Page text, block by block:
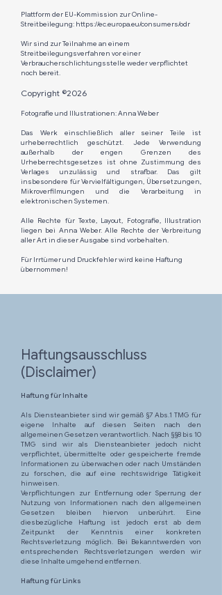
Plattform der EU-Kommission zur Online-
Streitbeilegung: https://ec.europa.eu/consumers/odr
Wir sind zur Teilnahme an einem
Streitbeilegungsverfahren vor einer
Verbraucherschlichtungsstelle weder verpflichtet
noch bereit.
Copyright ©2026
Fotografie und Illustrationen: Anna Weber
Das Werk einschließlich aller seiner Teile ist
urheberrechtlich geschützt. Jede Verwendung
außerhalb der engen Grenzen des
Urheberrechtsgesetzes ist ohne Zustimmung des
Verlages unzulässig und strafbar. Das gilt
insbesondere für Vervielfältigungen, Übersetzungen,
Mikroverfilmungen und die Verarbeitung in
elektronischen Systemen.
Alle Rechte für Texte, Layout, Fotografie, Illustration
liegen bei Anna Weber. Alle Rechte der Verbreitung
aller Art in dieser Ausgabe sind vorbehalten.
Für Irrtümer und Druckfehler wird keine Haftung
übernommen!
Haftungsausschluss
(Disclaimer)
Haftung für Inhalte
Als Diensteanbieter sind wir gemäß §7 Abs.1 TMG für
eigene Inhalte auf diesen Seiten nach den
allgemeinen Gesetzen verantwortlich. Nach §§8 bis 10
TMG sind wir als Diensteanbieter jedoch nicht
verpflichtet, übermittelte oder gespeicherte fremde
Informationen zu überwachen oder nach Umständen
zu forschen, die auf eine rechtswidrige Tätigkeit
hinweisen.
Verpflichtungen zur Entfernung oder Sperrung der
Nutzung von Informationen nach den allgemeinen
Gesetzen bleiben hiervon unberührt. Eine
diesbezügliche Haftung ist jedoch erst ab dem
Zeitpunkt der Kenntnis einer konkreten
Rechtsverletzung möglich. Bei Bekanntwerden von
entsprechenden Rechtsverletzungen werden wir
diese Inhalte umgehend entfernen.
Haftung für Links